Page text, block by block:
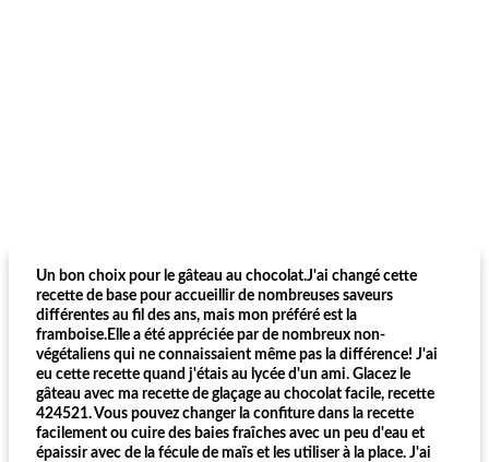
Un bon choix pour le gâteau au chocolat.J'ai changé cette
recette de base pour accueillir de nombreuses saveurs
différentes au fil des ans, mais mon préféré est la
framboise.Elle a été appréciée par de nombreux non-
végétaliens qui ne connaissaient même pas la différence! J'ai
eu cette recette quand j'étais au lycée d'un ami. Glacez le
gâteau avec ma recette de glaçage au chocolat facile, recette
424521. Vous pouvez changer la confiture dans la recette
facilement ou cuire des baies fraîches avec un peu d'eau et
épaissir avec de la fécule de maïs et les utiliser à la place. J'ai